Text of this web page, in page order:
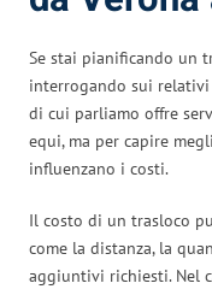
Se stai pianificando un
interrogando sui relativi
di cui parliamo offre
equi, ma per capire
influenzano i costi.
Il costo di un trasloco
come la distanza, la
aggiuntivi richiesti. Nel